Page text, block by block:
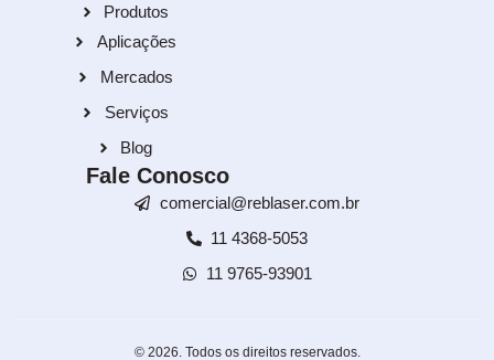
Produtos
Aplicações
Mercados
Serviços
Blog
Fale Conosco
comercial@reblaser.com.br
11 4368-5053
11 9765-93901
© 2026. Todos os direitos reservados.